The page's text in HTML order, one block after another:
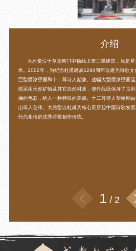
介绍
大雅堂位于草堂南门中轴线上第三重建筑，原是
米。2002年，为纪念杜甫诞辰1290周年改建为诗歌文
巨型磨漆壁画和十二尊诗人塑像。这幅大型磨漆壁画
部采用天然矿物及其它自然材质，使作品既保持了古
斓的色彩，给人一种特殊的美感。十二尊诗人塑像则
山等人创作。大雅堂以杜甫为核心贯穿起中国诗歌发
代代相传的优秀诗歌创作传统。
1 / 2